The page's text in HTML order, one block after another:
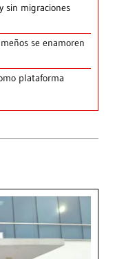
sin migraciones
se enamoren
plataforma